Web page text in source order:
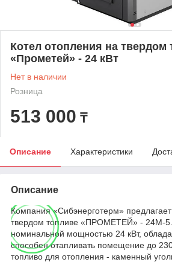
Котел отопления на твердом
«Прометей» - 24 кВт
Нет в наличии
Розница
513 000 ₸
Описание Характеристики
Описание
Компания «Сибэнерготерм»
твердом топливе «ПРОМЕТЕЙ» - 24М-5.
номинальной мощностью 24 кВт,
способен отапливать помещение до
топливо для отопления - каменный